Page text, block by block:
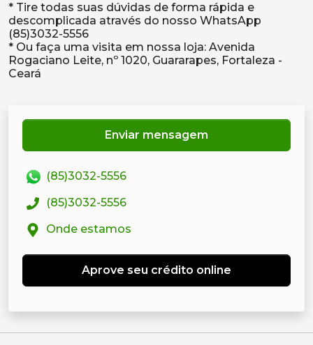
* Tire todas suas dúvidas de forma rápida e
descomplicada através do nosso WhatsApp
(85)3032-5556
* Ou faça uma visita em nossa loja: Avenida
Rogaciano Leite, nº 1020, Guararapes, Fortaleza -
Enviar mensagem
(85)3032-5556
(85)3032-5556
Onde estamos
Aprove seu crédito online